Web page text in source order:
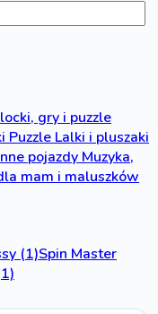
gry i puzzle
PuzzleLalki i pluszaki
pojazdyMuzyka,
mam i maluszków
(1)Spin Master